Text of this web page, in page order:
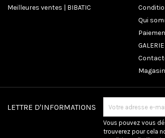
Meilleures ventes | BIBATIC
Qui
GALERIE
LETTRE D'INFORMATIONS
Vous pouvez vous
trouverez pour cela